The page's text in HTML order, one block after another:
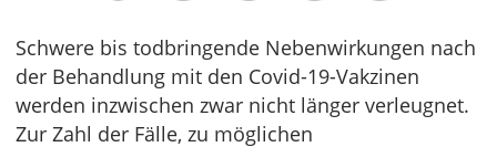
Schwere bis todbringende Nebenwirkungen nach
der Behandlung mit den Covid-19-Vakzinen
werden inzwischen zwar nicht länger verleugnet.
Zur Zahl der Fälle, zu möglichen